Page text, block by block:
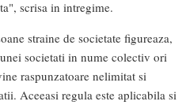
scrisa in intregime.
straine de societate figureaza,
societati in nume colectiv ori
raspunzatoare nelimitat si
Aceeasi regula este aplicabila si